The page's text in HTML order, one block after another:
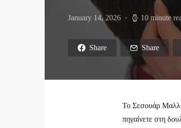
January 14, 2026 10 minute
Share Share
Το Σεσουάρ
πηγαίνετε στη